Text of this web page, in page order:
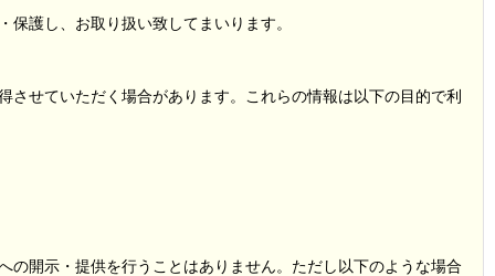
護し、お取り扱い致してまいります。
せていただく場合があります。これらの情報は以下の目的で利
開示・提供を行うことはありません。ただし以下のような場合